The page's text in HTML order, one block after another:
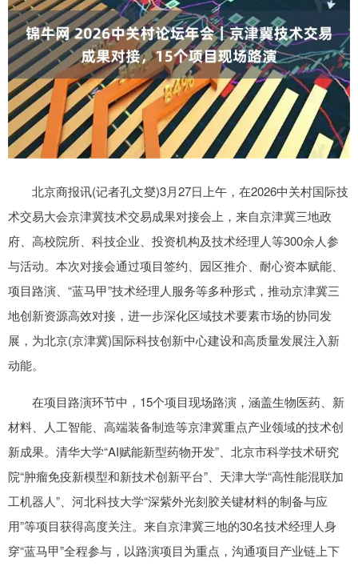
北京商报讯(记者孔文燮)3月27日上午，在2026中关村国际技
术交易大会京津冀技术交易成果对接会上，来自京津冀三地政
府、高校院所、科技企业、投资机构及技术经理人等300余人参
与活动。本次对接会通过项目签约、园区推介、耐心资本赋能、
项目路演、“蓝马甲”技术经理人服务等多种形式，推动京津冀三
地创新资源高效对接，进一步深化区域技术要素市场的协同发
展，为北京(京津冀)国际科技创新中心建设和高质量发展注入新
动能。
在项目路演环节中，15个项目现场路演，涵盖生物医药、新
材料、人工智能、高端装备制造等京津冀重点产业领域的技术创
新成果。清华大学“AI赋能新型药物开发”、北京市科学技术研究
院“肿瘤免疫新模型和新技术创新平台”、天津大学“高性能混联加
工机器人”、河北科技大学“深紫外光刻胶关键材料的制备与应
用”等项目获得高度关注。来自京津冀三地的30名技术经理人身
穿“蓝马甲”全程参与，以路演项目为重点，沟通项目产业链上下